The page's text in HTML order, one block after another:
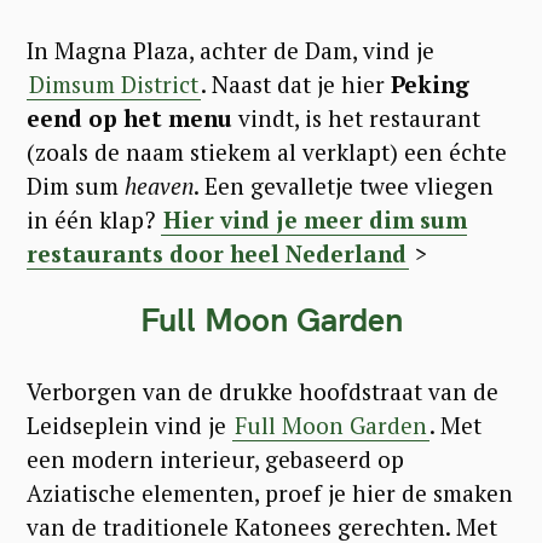
In Magna Plaza, achter de Dam, vind je
Dimsum District. Naast dat je hier Peking
eend op het menuvindt, is het restaurant
(zoals de naam stiekem al verklapt) een échte
Dim sum heaven. Een gevalletje twee vliegen
in één klap? Hier vind je meer dim sum
restaurants door heel Nederland >
Full Moon Garden
Verborgen van de drukke hoofdstraat van de
Leidseplein vind je Full Moon Garden . Met
een modern interieur, gebaseerd op
Aziatische elementen, proef je hier de smaken
van de traditionele Katonees gerechten. Met